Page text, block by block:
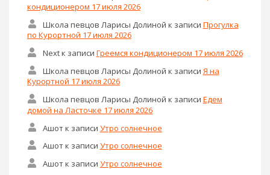
кондиционером 17 июля 2026
Школа певцов Ларисы Долиной к записи Прогулка
по Курортной 17 июля 2026
Nextк записи Греемся кондиционером 17 июля 2026
Школа певцов Ларисы Долиной к записи Я на
Курортной 17 июля 2026
Школа певцов Ларисы Долиной к записи Едем
домой на Ласточке 17 июля 2026
Ашотк записи Утро солнечное
Ашотк записи Утро солнечное
Ашотк записи Утро солнечное